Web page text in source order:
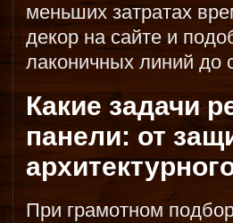
меньших затратах
декор на сайте и
лаконичных линий до
Какие задачи
панели: от
При грамотном